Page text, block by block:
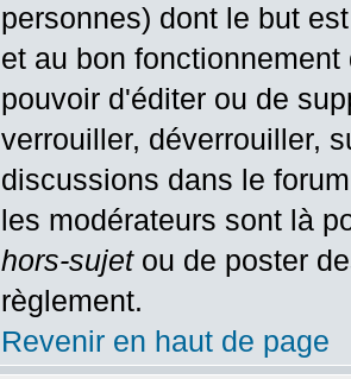
personnes) dont le but
et au bon
pouvoir d'éditer ou de
verrouiller, déverrouiller,
discussions dans le
les modérateurs sont là
hors-sujetou de poster
règlement.
Revenir en haut de page